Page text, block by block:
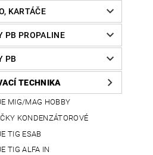
KARTÁČE
PB PROPALINE
PB
TECHNIKA
MIG/MAG HOBBY
KONDENZÁTOROVÉ
TIG ESAB
TIG ALFA IN